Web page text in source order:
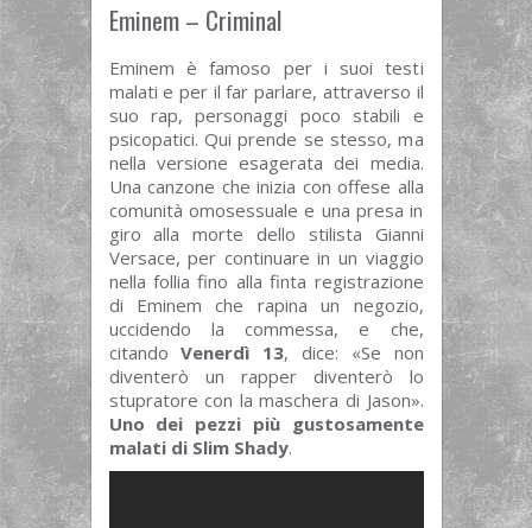
Eminem – Criminal
Eminem è famoso per i suoi testi
malati e per il far parlare, attraverso il
suo rap, personaggi poco stabili e
psicopatici. Qui prende se stesso, ma
nella versione esagerata dei media.
Una canzone che inizia con offese alla
comunità omosessuale e una presa in
giro alla morte dello stilista Gianni
Versace, per continuare in un viaggio
nella follia fino alla finta registrazione
di Eminem che rapina un negozio,
uccidendo la commessa, e che,
citandoVenerdì 13, dice: «Se non
diventerò un rapper diventerò lo
stupratore con la maschera di Jason».
Uno dei pezzi più gustosamente
malati di Slim Shady.